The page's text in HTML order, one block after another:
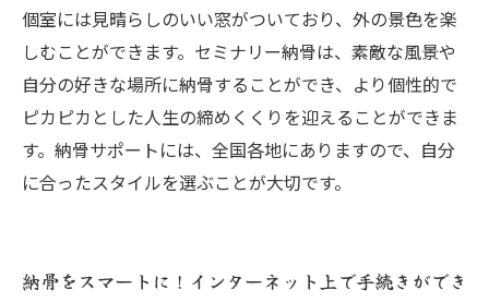
個室には見晴らしのいい窓がついており、外の景色を楽
しむことができます。セミナリー納骨は、素敵な風景や
自分の好きな場所に納骨することができ、より個性的で
ピカピカとした人生の締めくくりを迎えることができま
す。納骨サポートには、全国各地にありますので、自分
に合ったスタイルを選ぶことが大切です。
納骨をスマートに！インターネット上で手続きができ